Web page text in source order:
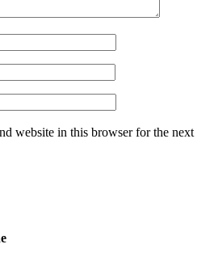
website in this browser for the next